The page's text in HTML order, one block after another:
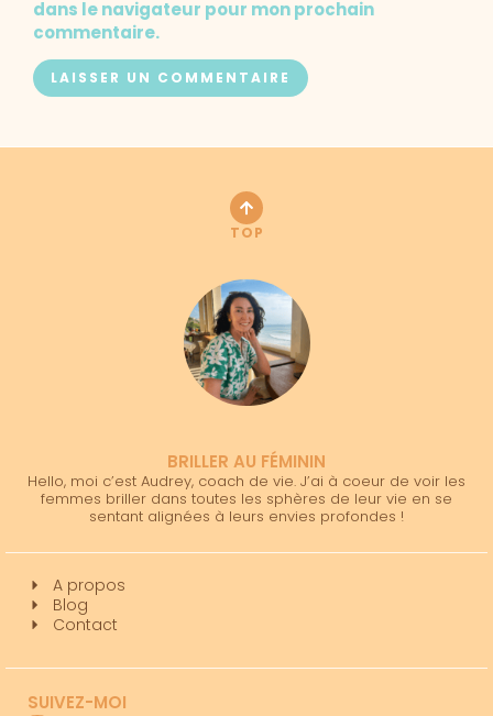
dans le navigateur pour mon prochain
commentaire.
BRILLER AU FÉMININ
Hello, moi c’est Audrey, coach de vie. J’ai à coeur de voir les
femmes briller dans toutes les sphères de leur vie en se
sentant alignées à leurs envies profondes !
A propos
Blog
Contact
SUIVEZ-MOI
TOP